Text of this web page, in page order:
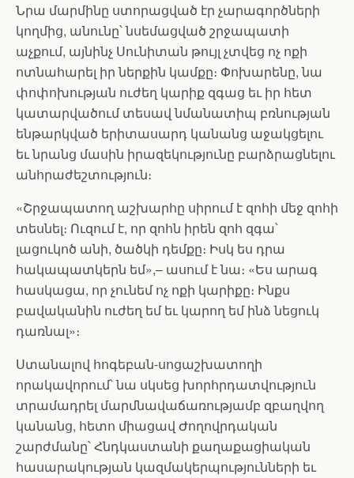
Նրա մարմինը ստորացված էր չարագործների
կողմից, անունը՝ նսեմացված շրջապատի
աչքում, այնինչ Սունիտան թույլ չտվեց ոչ ոքի
ոտնահարել իր ներքին կամքը։ Փոխարենը, նա
փոփոխության ուժեղ կարիք զգաց եւ իր հետ
կատարվածում տեսավ նմանատիպ բռնության
ենթարկված երիտասարդ կանանց աջակցելու
եւ նրանց մասին իրազեկությունը բարձրացնելու
անհրաժեշտություն։
«Շրջապատող աշխարհը սիրում է զոհի մեջ զոհի
տեսնել։ Ուզում է, որ զոհն իրեն զոհ զգա՝
լացուկոծ անի, ծածկի դեմքը։ Իսկ ես դրա
հակապատկերն եմ»,– ասում է նա։ «Ես արագ
հասկացա, որ չունեմ ոչ ոքի կարիքը։ Ինքս
բավականին ուժեղ եմ եւ կարող եմ ինձ նեցուկ
դառնալ»։
Ստանալով հոգեբան-սոցաշխատողի
որակավորում՝ նա սկսեց խորհրդատվություն
տրամադրել մարմնավաճառությամբ զբաղվող
կանանց, հետո միացավ Ժողովրդական
շարժմանը՝ Հնդկաստանի քաղաքացիական
հասարակության կազմակերպությունների եւ